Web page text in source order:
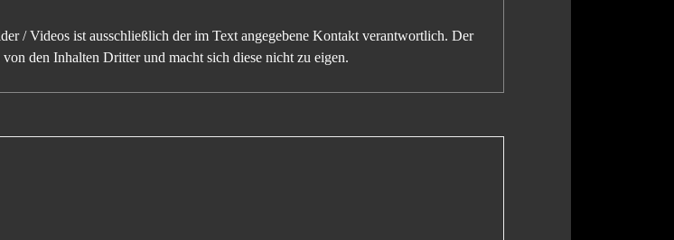
/ Videos ist ausschließlich der im Text angegebene Kontakt verantwortlich. Der
den Inhalten Dritter und macht sich diese nicht zu eigen.